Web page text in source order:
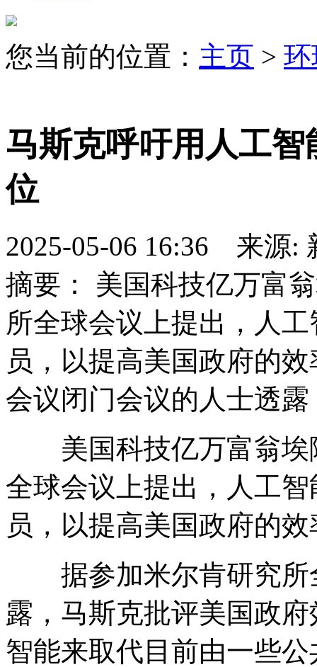
您当前的位置： 主页 >
马斯克呼吁用人工
位
2025-05-06 16:36 来
摘要： 美国科技亿万富
所全球会议上提出，人
员，以提高美国政府的
会议闭门会议的人士透露
美国科技亿万富翁埃
全球会议上提出，人工
员，以提高美国政府的效
据参加米尔肯研究所
露，马斯克批评美国政
智能来取代目前由一些